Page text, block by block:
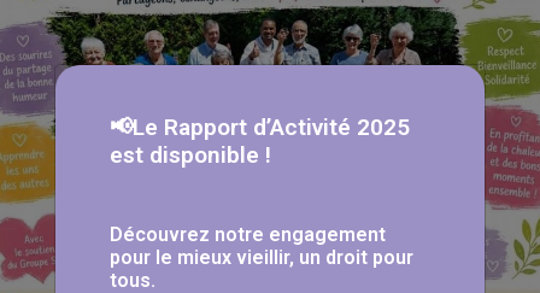
📢Le Rapport d’Activité 2025
est disponible !
Découvrez notre engagement
pour le mieux vieillir, un droit pour
tous.